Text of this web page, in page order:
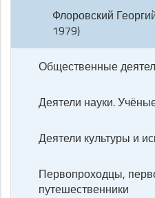
Флоровский
1979)
Общественные
Деятели науки.
Деятели культуры и
Первопроходцы,
путешественники